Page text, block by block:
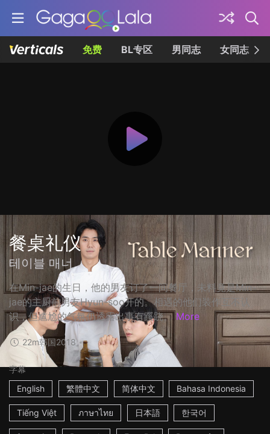
免费 BL专区 男同志 女同志
餐桌礼仪
테이블 매너
在Min-jae的生日，他的男友订了一间餐厅，未料竟是Min-
jae的主厨前男友Hyun-soo开的。相遇的他们装作互不认
识，但尴尬的气氛仍透露出事有蹊跷。 More
22m韩国2018
字幕
English
繁體中文 简体中文 Bahasa Indonesia
Tiếng Việt ภาษาไทย 日本語 한국어